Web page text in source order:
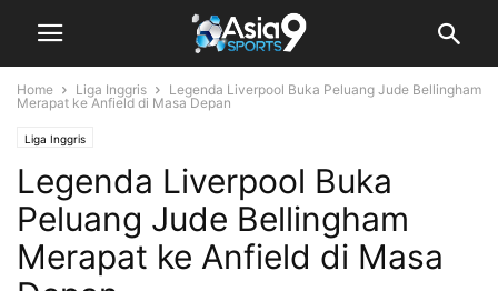
Home Liga Inggris
Legenda Liverpool Buka Peluang Jude Bellingham
Merapat ke Anfield di Masa Depan
Liga Inggris
Legenda Liverpool Buka
Peluang Jude Bellingham
Merapat ke Anfield di Masa